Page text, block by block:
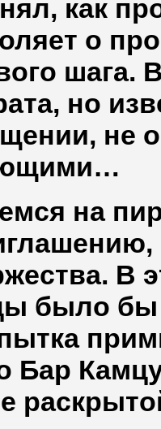
как
о
шага.
но
не
на
В
было бы
Бар